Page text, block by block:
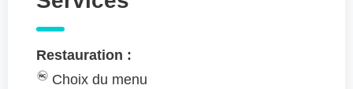
Restauration :
Choix du menu